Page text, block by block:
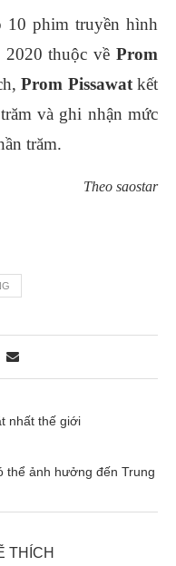
phim truyền hình
2020 thuộc về Prom
Prom Pissawatkết
và ghi nhận mức
trăm.
Theo saostar
nhất thế giới
thể ảnh hưởng đến Trung
THÍCH